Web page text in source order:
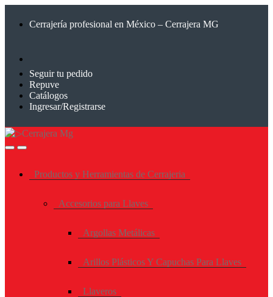
Cerrajería profesional en México – Cerrajera MG
Seguir tu pedido
Repuve
Catálogos
Ingresar/Registrarse
Productos y Herramientas de Cerrajeria
Accesorios para Llaves
Argollas Metálicas
Arillos Plásticos Y Capuchas Para Llaves
Llaveros